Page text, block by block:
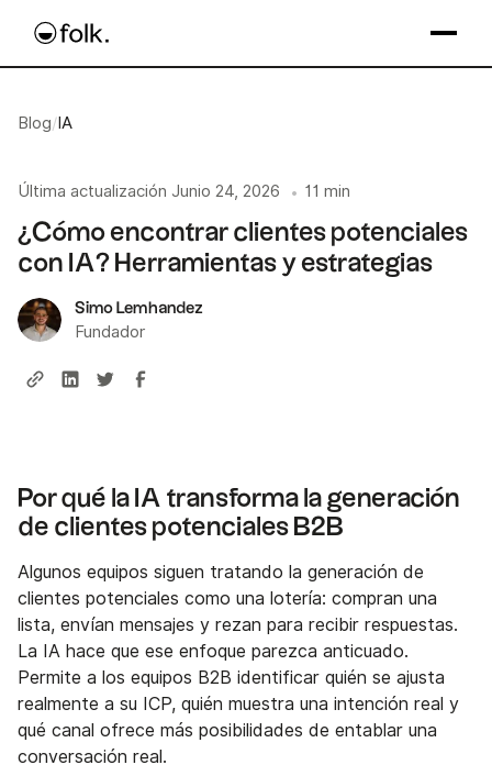
Blog/IA
Última actualización Junio 24, 2026 • 11 min
¿Cómo encontrar clientes potenciales
con IA? Herramientas y estrategias
Simo Lemhandez
Fundador
Por qué la IA transforma la generación
de clientes potenciales B2B
Algunos equipos siguen tratando la generación de
clientes potenciales como una lotería: compran una
lista, envían mensajes y rezan para recibir respuestas.
La IA hace que ese enfoque parezca anticuado.
Permite a los equipos B2B identificar quién se ajusta
realmente a su ICP, quién muestra una intención real y
qué canal ofrece más posibilidades de entablar una
conversación real.